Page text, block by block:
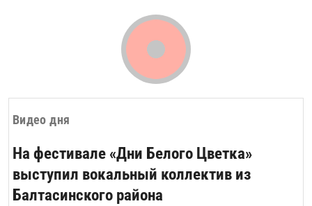
Видео дня
На фестивале «Дни Белого Цветка»
выступил вокальный коллектив из
Балтасинского района